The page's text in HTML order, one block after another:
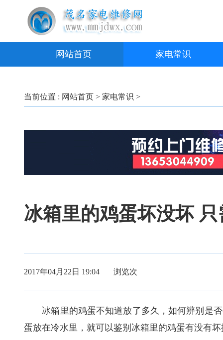
网站首页 家电常识
当前位置 : 网站首页 > 家电常识 >
冰箱里的鸡蛋坏没坏
2017年04月22日 19:04 浏览次
冰箱里的鸡蛋不知道放了多久，如何辨别是否
蛋放在冷水里，就可以鉴别冰箱里的鸡蛋有没有